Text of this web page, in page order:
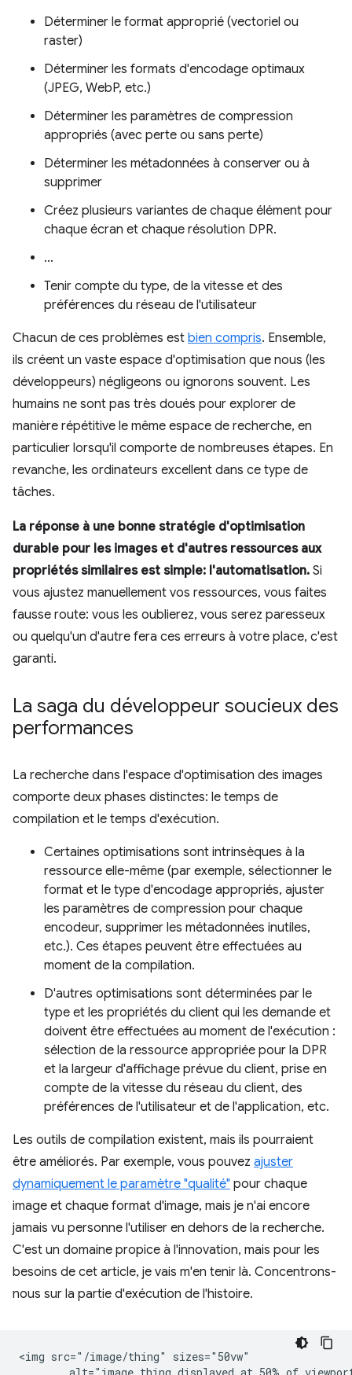
Déterminer le format approprié (vectoriel ou
raster)
Déterminer les formats d'encodage optimaux
(JPEG, WebP, etc.)
Déterminer les paramètres de compression
appropriés (avec perte ou sans perte)
Déterminer les métadonnées à conserver ou à
supprimer
Créez plusieurs variantes de chaque élément pour
chaque écran et chaque résolution DPR.
…
Tenir compte du type, de la vitesse et des
préférences du réseau de l'utilisateur
Chacun de ces problèmes est bien compris. Ensemble,
ils créent un vaste espace d'optimisation que nous (les
développeurs) négligeons ou ignorons souvent. Les
humains ne sont pas très doués pour explorer de
manière répétitive le même espace de recherche, en
particulier lorsqu'il comporte de nombreuses étapes. En
revanche, les ordinateurs excellent dans ce type de
tâches.
La réponse à une bonne stratégie d'optimisation
durable pour les images et d'autres ressources aux
propriétés similaires est simple: l'automatisation. Si
vous ajustez manuellement vos ressources, vous faites
fausse route: vous les oublierez, vous serez paresseux
ou quelqu'un d'autre fera ces erreurs à votre place, c'est
garanti.
La saga du développeur soucieux des
performances
La recherche dans l'espace d'optimisation des images
comporte deux phases distinctes: le temps de
compilation et le temps d'exécution.
Certaines optimisations sont intrinsèques à la
ressource elle-même (par exemple, sélectionner le
format et le type d'encodage appropriés, ajuster
les paramètres de compression pour chaque
encodeur, supprimer les métadonnées inutiles,
etc.). Ces étapes peuvent être effectuées au
moment de la compilation.
D'autres optimisations sont déterminées par le
type et les propriétés du client qui les demande et
doivent être effectuées au moment de l'exécution :
sélection de la ressource appropriée pour la DPR
et la largeur d'affichage prévue du client, prise en
compte de la vitesse du réseau du client, des
préférences de l'utilisateur et de l'application, etc.
Les outils de compilation existent, mais ils pourraient
être améliorés. Par exemple, vous pouvez ajuster
dynamiquement le paramètre "qualité" pour chaque
image et chaque format d'image, mais je n'ai encore
jamais vu personne l'utiliser en dehors de la recherche.
C'est un domaine propice à l'innovation, mais pour les
besoins de cet article, je vais m'en tenir là. Concentrons-
nous sur la partie d'exécution de l'histoire.
<img src="/image/thing" sizes="50vw"